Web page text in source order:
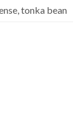
tonka bean